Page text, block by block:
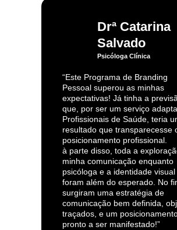
Drª Catarina
Salvado
Psicóloga Clínica
“Este Programa de Branding
Pessoal superou as minhas
expectativas! Já tinha a
que, por ser um serviço
Profissionais de Saúde, teria
resultado que transparecesse
posicionamento
à parte disso, toda a
minha comunicação enquanto
psicóloga e a identidade visual
foram além do esperado. No
surgiram uma estratégia de
comunicação bem definida,
traçados, e um
pronto a ser manifestado!”